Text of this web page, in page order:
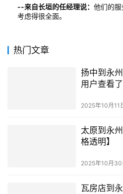
--来自长垣的任经理说： 他们的
考虑得很全面。
热门文章
扬中到永
用户查看
2025年10月11
太原到永
格透明】
2025年10月30
瓦房店到